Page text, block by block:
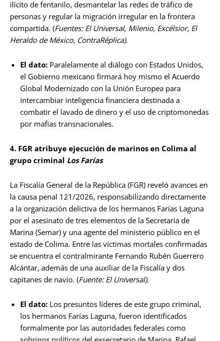
ilícito de fentanilo, desmantelar las redes de tráfico de
personas y regular la migración irregular en la frontera
compartida. (Fuentes: El Universal, Milenio, Excélsior, El
Heraldo de México, ContraRéplica).
El dato: Paralelamente al diálogo con Estados Unidos,
el Gobierno mexicano firmará hoy mismo el Acuerdo
Global Modernizado con la Unión Europea para
intercambiar inteligencia financiera destinada a
combatir el lavado de dinero y el uso de criptomonedas
por mafias transnacionales.
4. FGR atribuye ejecución de marinos en Colima al
grupo criminal Los Farías
La Fiscalía General de la República (FGR) reveló avances en
la causa penal 121/2026, responsabilizando directamente
a la organización delictiva de los hermanos Farías Laguna
por el asesinato de tres elementos de la Secretaría de
Marina (Semar) y una agente del ministerio público en el
estado de Colima. Entre las víctimas mortales confirmadas
se encuentra el contralmirante Fernando Rubén Guerrero
Alcántar, además de una auxiliar de la Fiscalía y dos
capitanes de navío. (Fuente: El Universal).
El dato: Los presuntos líderes de este grupo criminal,
los hermanos Farías Laguna, fueron identificados
formalmente por las autoridades federales como